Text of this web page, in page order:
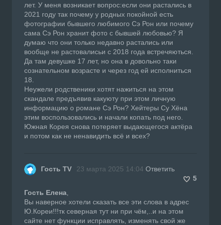
лет. У меня возникает вопрос:если они растались в
2021 году так почему у родных покойной есть
фотографии бывшего любимого Сэ Рон или почему
сама Сэ Рон хранит фото с бывшей любовью? Я
думаю что они только недавно растались или
вообще не растовалисьи с 2018 года встречяються.
Да там девушке 17 лет, но она в довольно таки
сознательном возрасте и через год ей исполниться
18.
Неужели родственики хотят нажиться на этом
скандале предъявив какуюту при этом личную
информацию о романе Сэ Рон? Хейтеры Су Хёна
этим воспользовались и начали копать под него.
Южная Корея снова потеряет выдающегося актёра
и потом как не ненавидить всё и всех?
Гость TV 23 марта 2025 14:04 Ответить
5
Гость Елена
Вы наверное хотели сказать все эти слова в адрес
Ю.Кореи!!!тк северная тут ни при чём,..и на этом
сайте нет функции исправлять, изменять свой же